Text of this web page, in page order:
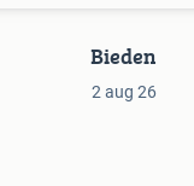
Bieden
2 aug 26